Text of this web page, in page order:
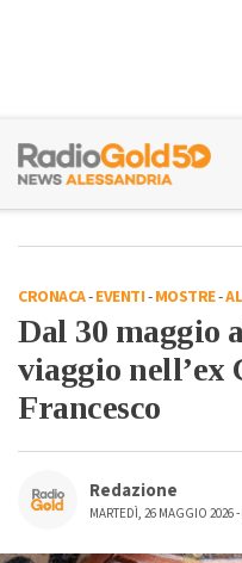
CRONACA-EVENTI-MOSTRE-
Dal 30 maggio
viaggio nell’ex
Francesco
Redazione
MARTEDÌ, 26 MAGGIO 2026